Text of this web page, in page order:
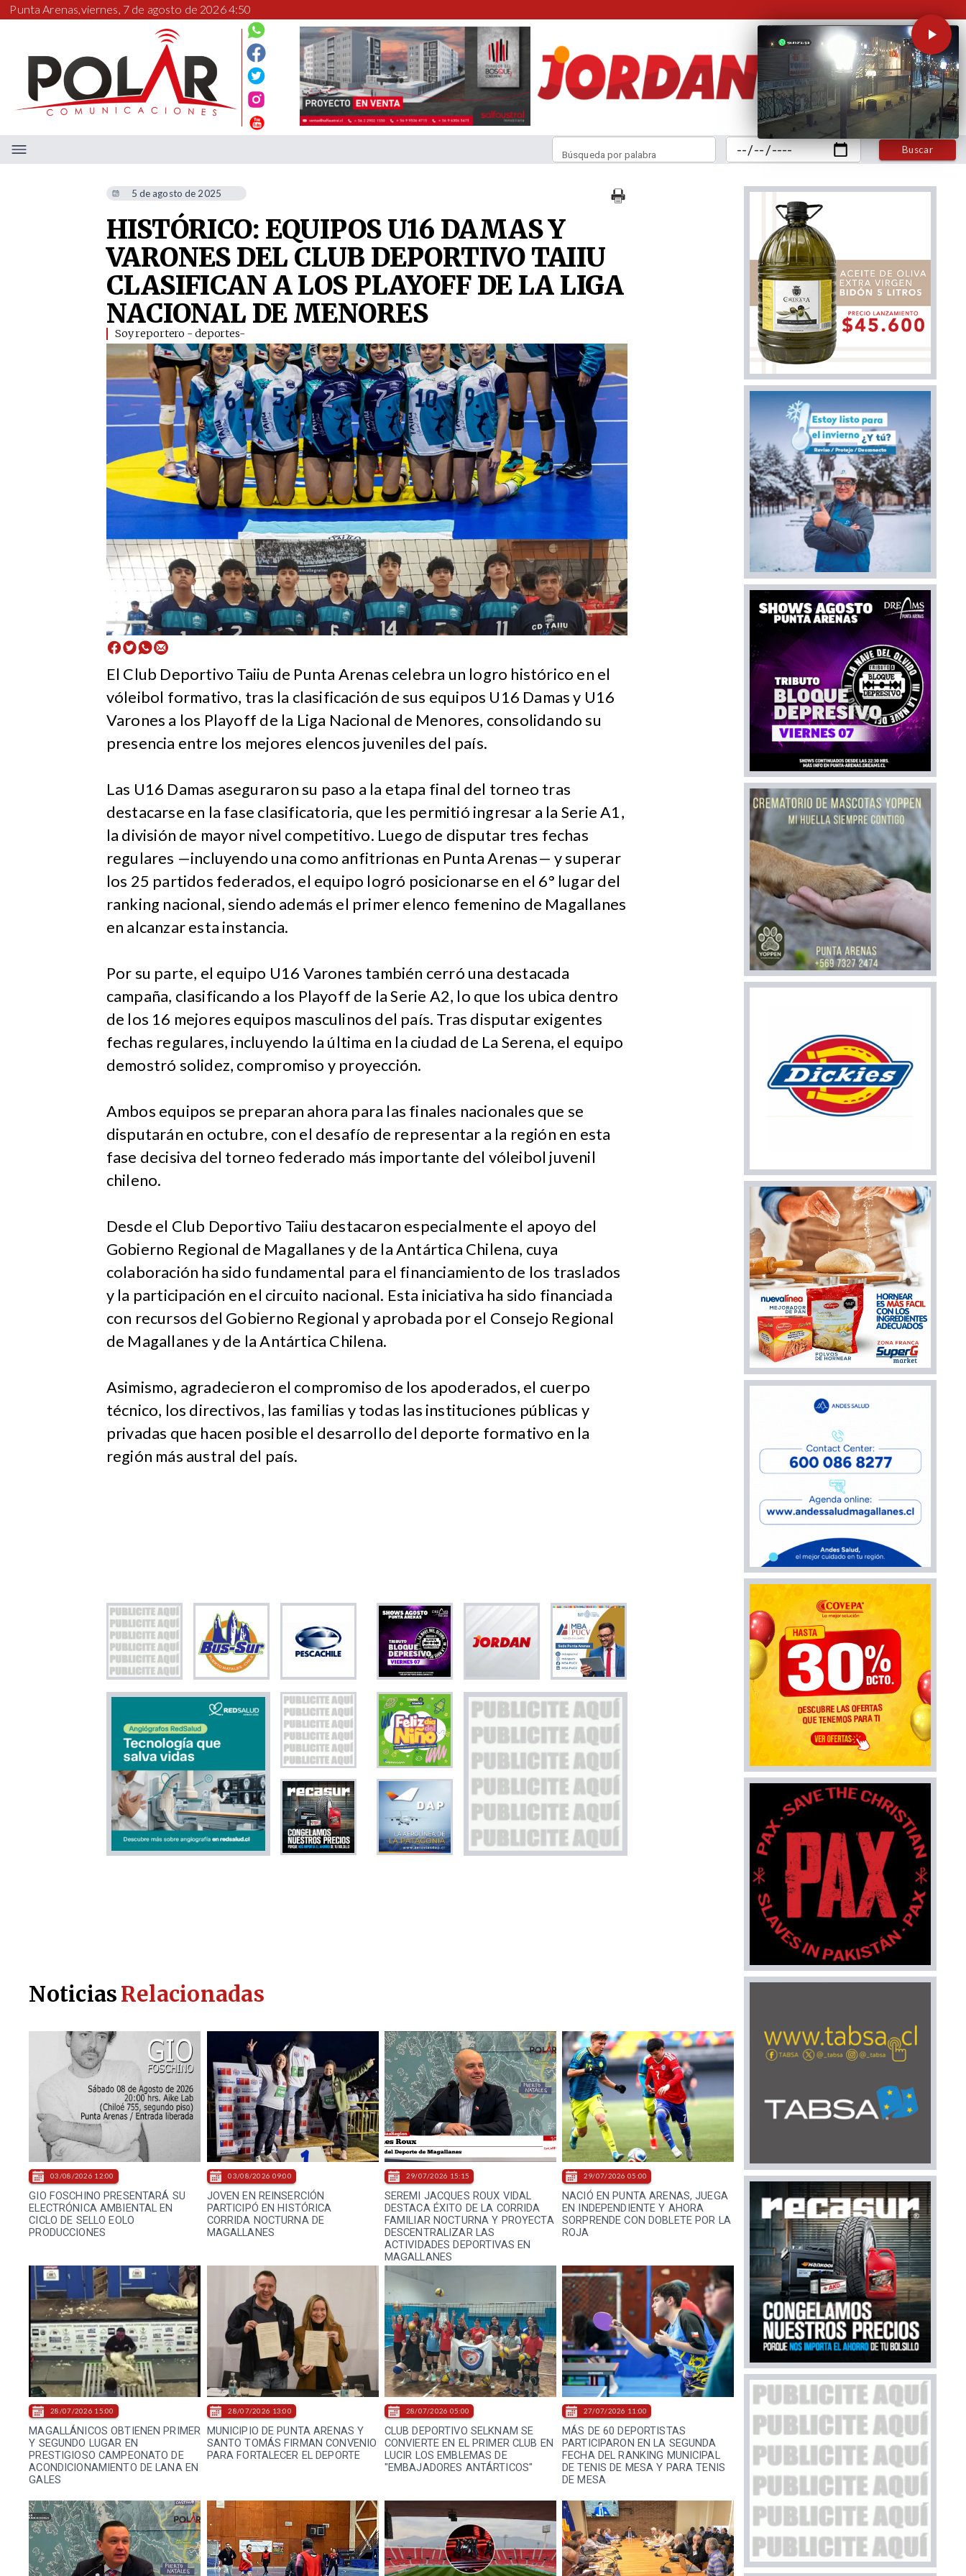
Punta Arenas,viernes, 7 de agosto de 2026 4:50
Buscar
Búsqueda por palabra
5 de agosto de 2025
HISTÓRICO: EQUIPOS U16 DAMAS Y
VARONES DEL CLUB DEPORTIVO TAIIU
CLASIFICAN A LOS PLAYOFF DE LA LIGA
NACIONAL DE MENORES
Soy reportero - deportes-
El Club Deportivo Taiiu de Punta Arenas celebra un logro histórico en el
vóleibol formativo, tras la clasificación de sus equipos U16 Damas y U16
Varones a los Playoff de la Liga Nacional de Menores, consolidando su
presencia entre los mejores elencos juveniles del país.
Las U16 Damas aseguraron su paso a la etapa final del torneo tras
destacarse en la fase clasificatoria, que les permitió ingresar a la Serie A1,
la división de mayor nivel competitivo. Luego de disputar tres fechas
regulares —incluyendo una como anfitrionas en Punta Arenas— y superar
los 25 partidos federados, el equipo logró posicionarse en el 6° lugar del
ranking nacional, siendo además el primer elenco femenino de Magallanes
en alcanzar esta instancia.
Por su parte, el equipo U16 Varones también cerró una destacada
campaña, clasificando a los Playoff de la Serie A2, lo que los ubica dentro
de los 16 mejores equipos masculinos del país. Tras disputar exigentes
fechas regulares, incluyendo la última en la ciudad de La Serena, el equipo
demostró solidez, compromiso y proyección.
Ambos equipos se preparan ahora para las finales nacionales que se
disputarán en octubre, con el desafío de representar a la región en esta
fase decisiva del torneo federado más importante del vóleibol juvenil
chileno.
Desde el Club Deportivo Taiiu destacaron especialmente el apoyo del
Gobierno Regional de Magallanes y de la Antártica Chilena, cuya
colaboración ha sido fundamental para el financiamiento de los traslados
y la participación en el circuito nacional. Esta iniciativa ha sido financiada
con recursos del Gobierno Regional y aprobada por el Consejo Regional
de Magallanes y de la Antártica Chilena.
Asimismo, agradecieron el compromiso de los apoderados, el cuerpo
técnico, los directivos, las familias y todas las instituciones públicas y
privadas que hacen posible el desarrollo del deporte formativo en la
región más austral del país.
GIO FOSCHINO PRESENTARÁ SU
ELECTRÓNICA AMBIENTAL EN
CICLO DE SELLO EOLO
PRODUCCIONES
03/08/2026 12:00
JOVEN EN REINSERCIÓN
PARTICIPÓ EN HISTÓRICA
CORRIDA NOCTURNA DE
MAGALLANES
03/08/2026 09:00
SEREMI JACQUES ROUX VIDAL
DESTACA ÉXITO DE LA CORRIDA
FAMILIAR NOCTURNA Y PROYECTA
DESCENTRALIZAR LAS
ACTIVIDADES DEPORTIVAS EN
MAGALLANES
29/07/2026 15:15
NACIÓ EN PUNTA ARENAS, JUEGA
EN INDEPENDIENTE Y AHORA
SORPRENDE CON DOBLETE POR LA
ROJA
29/07/2026 05:00
MAGALLÁNICOS OBTIENEN PRIMER
Y SEGUNDO LUGAR EN
PRESTIGIOSO CAMPEONATO DE
ACONDICIONAMIENTO DE LANA EN
GALES
28/07/2026 15:00
MUNICIPIO DE PUNTA ARENAS Y
SANTO TOMÁS FIRMAN CONVENIO
PARA FORTALECER EL DEPORTE
28/07/2026 13:00
CLUB DEPORTIVO SELKNAM SE
CONVIERTE EN EL PRIMER CLUB EN
LUCIR LOS EMBLEMAS DE
"EMBAJADORES ANTÁRTICOS"
28/07/2026 05:00
MÁS DE 60 DEPORTISTAS
PARTICIPARON EN LA SEGUNDA
FECHA DEL RANKING MUNICIPAL
DE TENIS DE MESA Y PARA TENIS
DE MESA
27/07/2026 11:00
NoticiasRelacionadas